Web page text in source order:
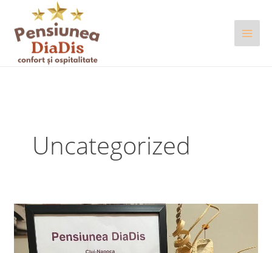
content
Uncategorized
Pensiunea
Diadis
Cluj-